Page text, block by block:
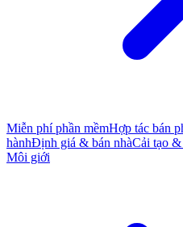
Miễn phí phần mềmHợp tác bán
hànhĐịnh giá & bán nhàCải tạo
Môi giới